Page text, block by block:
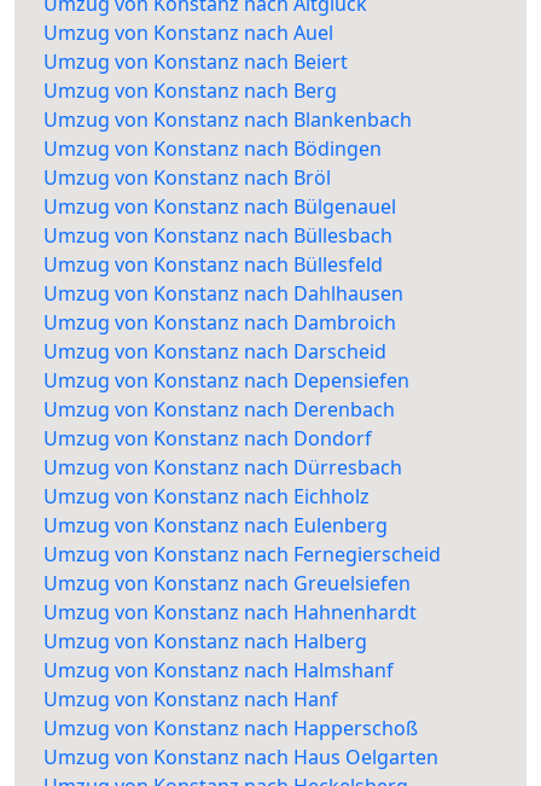
Umzug von Konstanz nach Auel
Umzug von Konstanz nach Beiert
Umzug von Konstanz nach Berg
Umzug von Konstanz nach Blankenbach
Umzug von Konstanz nach Bödingen
Umzug von Konstanz nach Bröl
Umzug von Konstanz nach Bülgenauel
Umzug von Konstanz nach Büllesbach
Umzug von Konstanz nach Büllesfeld
Umzug von Konstanz nach Dahlhausen
Umzug von Konstanz nach Dambroich
Umzug von Konstanz nach Darscheid
Umzug von Konstanz nach Depensiefen
Umzug von Konstanz nach Derenbach
Umzug von Konstanz nach Dondorf
Umzug von Konstanz nach Dürresbach
Umzug von Konstanz nach Eichholz
Umzug von Konstanz nach Eulenberg
Umzug von Konstanz nach Fernegierscheid
Umzug von Konstanz nach Greuelsiefen
Umzug von Konstanz nach Hahnenhardt
Umzug von Konstanz nach Halberg
Umzug von Konstanz nach Halmshanf
Umzug von Konstanz nach Hanf
Umzug von Konstanz nach Happerschoß
Umzug von Konstanz nach Haus Oelgarten